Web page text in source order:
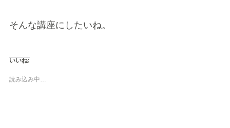
そんな講座にしたいね。
いいね:
読み込み中…